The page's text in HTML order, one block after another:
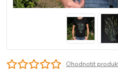
Ohodnotit